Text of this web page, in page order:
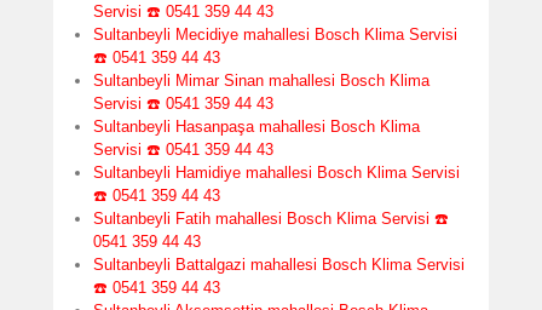
Servisi ☎️ 0541 359 44 43
Sultanbeyli Mecidiye mahallesi Bosch Klima Servisi
☎️ 0541 359 44 43
Sultanbeyli Mimar Sinan mahallesi Bosch Klima
Servisi ☎️ 0541 359 44 43
Sultanbeyli Hasanpaşa mahallesi Bosch Klima
Servisi ☎️ 0541 359 44 43
Sultanbeyli Hamidiye mahallesi Bosch Klima Servisi
☎️ 0541 359 44 43
Sultanbeyli Fatih mahallesi Bosch Klima Servisi ☎️
0541 359 44 43
Sultanbeyli Battalgazi mahallesi Bosch Klima Servisi
☎️ 0541 359 44 43